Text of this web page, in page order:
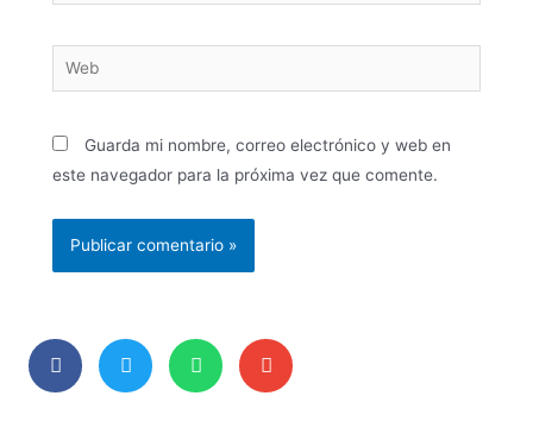
Guarda mi nombre, correo electrónico y web en
este navegador para la próxima vez que comente.